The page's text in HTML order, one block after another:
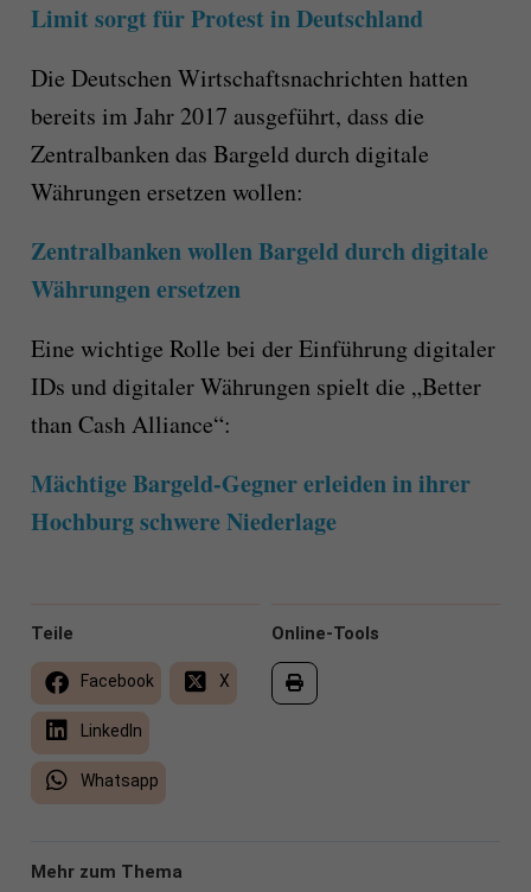
Limit sorgt für Protest in Deutschland
Die Deutschen Wirtschaftsnachrichten hatten
bereits im Jahr 2017 ausgeführt, dass die
Zentralbanken das Bargeld durch digitale
Währungen ersetzen wollen:
Zentralbanken wollen Bargeld durch digitale
Währungen ersetzen
Eine wichtige Rolle bei der Einführung digitaler
IDs und digitaler Währungen spielt die „Better
than Cash Alliance“:
Mächtige Bargeld-Gegner erleiden in ihrer
Hochburg schwere Niederlage
Online-Tools
Teile
Facebook X
LinkedIn
Whatsapp
Mehr zum Thema